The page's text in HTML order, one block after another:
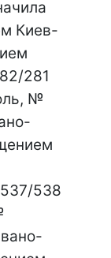
Киев-
281
№
538